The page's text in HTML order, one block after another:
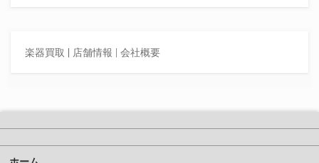
楽器買取 | 店舗情報 | 会社概要